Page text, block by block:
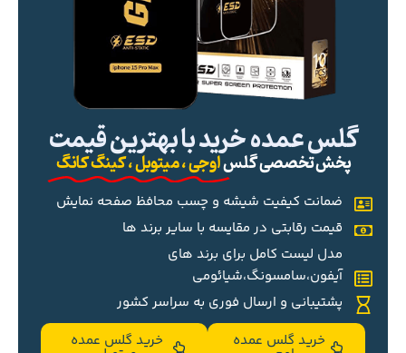
گلس عمده خرید با بهترین قیمت
پخش تخصصی گلساوجی ، میتوبل ، کینگ کانگ
ضمانت کیفیت شیشه و چسب محافظ صفحه نمایش
قیمت رقابتی در مقایسه با سایر برند ها
مدل لیست کامل برای برند های
آیفون،سامسونگ،شیائومی
پشتیبانی و ارسال فوری به سراسر کشور
خرید گلس عمده
خرید گلس عمده